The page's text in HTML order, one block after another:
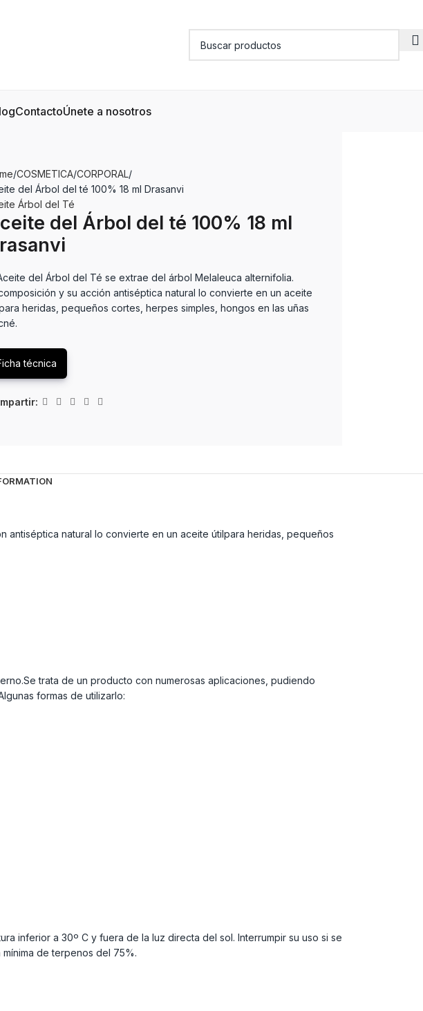
ContactoÚnete a nosotros
COSMETICA CORPORAL
del Árbol del té 100% 18 ml Drasanvi
Árbol del Té
del Árbol del té 100% 18 ml
del Árbol del Té se extrae del árbol Melaleuca alternifolia.
y su acción antiséptica natural lo convierte en un aceite
heridas, pequeños cortes, herpes simples, hongos en las uñas
técnica
natural lo convierte en un aceite útilpara heridas, pequeños
trata de un producto con numerosas aplicaciones, pudiendo
formas de utilizarlo:
inferior a 30º C y fuera de la luz directa del sol. Interrumpir su uso si se
de terpenos del 75%.